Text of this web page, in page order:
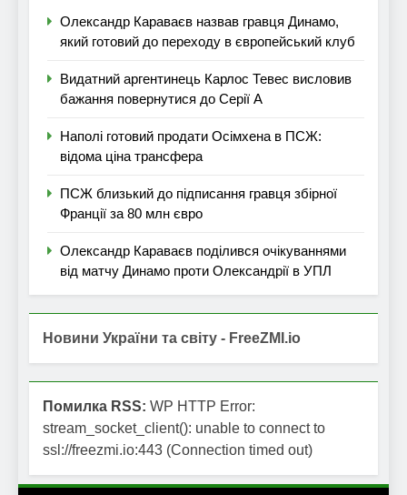
Олександр Караваєв назвав гравця Динамо,
який готовий до переходу в європейський клуб
Видатний аргентинець Карлос Тевес висловив
бажання повернутися до Серії А
Наполі готовий продати Осімхена в ПСЖ:
відома ціна трансфера
ПСЖ близький до підписання гравця збірної
Франції за 80 млн євро
Олександр Караваєв поділився очікуваннями
від матчу Динамо проти Олександрії в УПЛ
Новини України та світу - FreeZMI.io
Помилка RSS: WP HTTP Error:
stream_socket_client(): unable to connect to
ssl://freezmi.io:443 (Connection timed out)